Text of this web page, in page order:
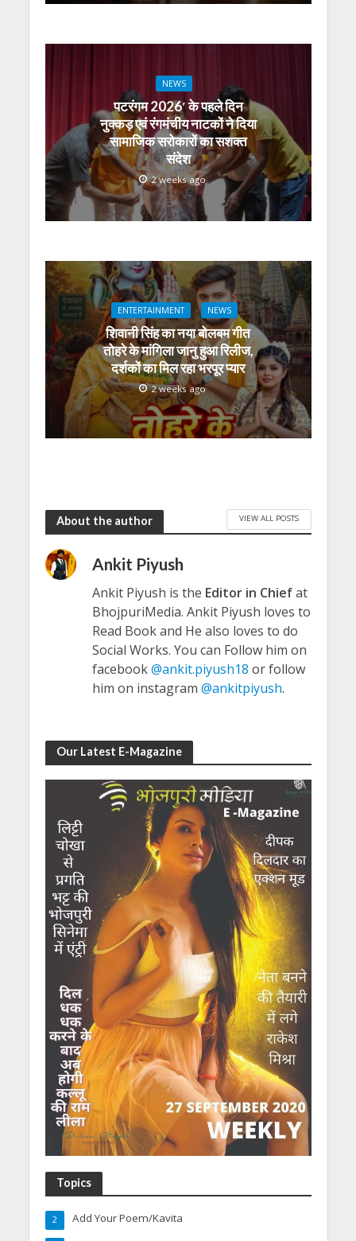
NEWS
पटरंगम 2026′ के पहले दिन
नुक्कड़ एवं रंगमंचीय नाटकों ने दिया
सामाजिक सरोकारों का सशक्त
संदेश
2 weeks ago
ENTERTAINMENT NEWS
शिवानी सिंह का नया बोलबम गीत
तोहरे के मांगिला जानु हुआ रिलीज,
दर्शकों का मिल रहा भरपूर प्यार
2 weeks ago
About the author VIEW ALL POSTS
Ankit Piyush
Ankit Piyush is the Editor in Chiefat
BhojpuriMedia. Ankit Piyush loves to
Read Book and He also loves to do
Social Works. You can Follow him on
facebook@ankit.piyush18 or follow
him on instagram @ankitpiyush.
Our Latest E-Magazine
Topics
Add Your Poem/Kavita
2